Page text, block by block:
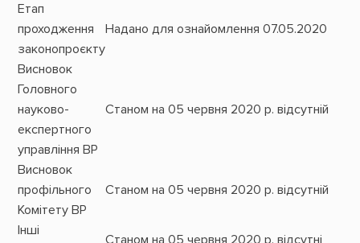
Етап
проходження
законопроєкту
Надано для ознайомлення 07.05.2020
Висновок
Головного
науково-
експертного
управління ВР
Станом на 05 червня 2020 р. відсутній
Висновок
профільного
Комітету ВР
Станом на 05 червня 2020 р. відсутній
Інші